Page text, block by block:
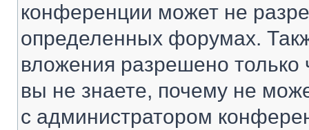
конференции может не
определенных форумах.
вложения разрешено
вы не знаете, почему не
с администратором